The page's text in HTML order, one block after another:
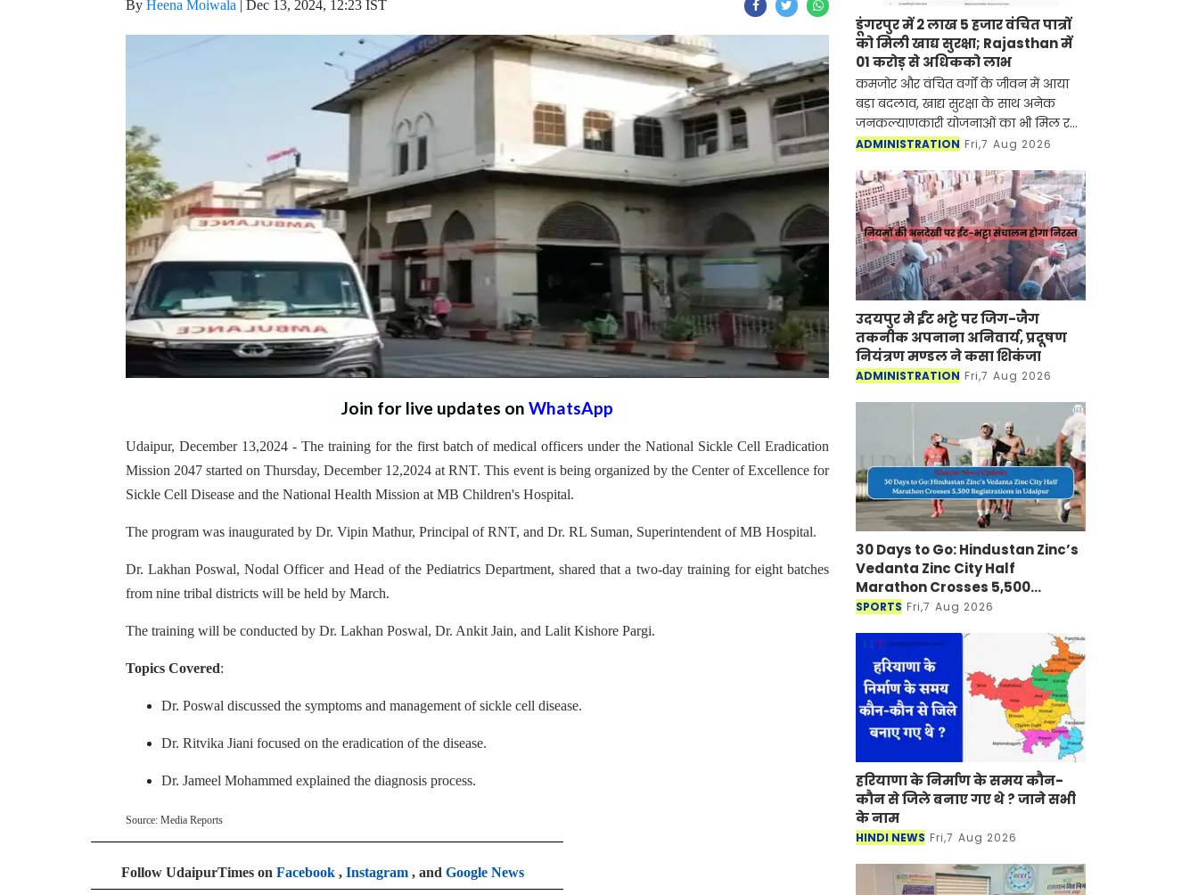
By Heena Moiwala | Dec 13, 2024, 12:23 IST
Join for live updates on WhatsApp
Udaipur, December 13,2024 - The training for the first batch of medical officers under the National Sickle Cell Eradication
Mission 2047 started on Thursday, December 12,2024 at RNT. This event is being organized by the Center of Excellence for
Sickle Cell Disease and the National Health Mission at MB Children's Hospital.
The program was inaugurated by Dr. Vipin Mathur, Principal of RNT, and Dr. RL Suman, Superintendent of MB Hospital.
Dr. Lakhan Poswal, Nodal Officer and Head of the Pediatrics Department, shared that a two-day training for eight batches
from nine tribal districts will be held by March.
The training will be conducted by Dr. Lakhan Poswal, Dr. Ankit Jain, and Lalit Kishore Pargi.
Topics Covered:
Dr. Poswal discussed the symptoms and management of sickle cell disease.
Dr. Ritvika Jiani focused on the eradication of the disease.
Dr. Jameel Mohammed explained the diagnosis process.
Source: Media Reports
Follow UdaipurTimes on Facebook , Instagram , and Google News
डूंगरपुर में 2 लाख 5 हजार वंचित पात्रों
को मिली खाद्य सुरक्षा; Rajasthan में
01 करोड़ से अधिकको लाभ
कमजोर और वंचित वर्गों के जीवन में आया
बड़ा बदलाव, खाद्य सुरक्षा के साथ अनेक
जनकल्याणकारी योजनाओं का भी मिल रहा
लाभ
ADMINISTRATION Fri,7 Aug 2026
उदयपुर मे ईंट भट्टे पर जिग-जैग
तकनीक अपनाना अनिवार्य, प्रदूषण
नियंत्रण मण्डल ने कसा शिकंजा
ADMINISTRATION Fri,7 Aug 2026
30 Days to Go: Hindustan Zinc’s
Vedanta Zinc City Half
Marathon Crosses 5,500
Registrations in Udaipur
SPORTS Fri,7 Aug 2026
हरियाणा के निर्माण के समय कौन-
कौन से जिले बनाए गए थे ? जाने सभी
के नाम
HINDI NEWS Fri,7 Aug 2026